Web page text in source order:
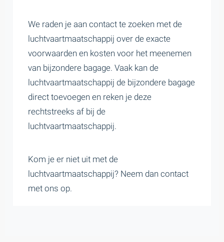
We raden je aan contact te zoeken met de
luchtvaartmaatschappij over de exacte
voorwaarden en kosten voor het meenemen
van bijzondere bagage. Vaak kan de
luchtvaartmaatschappij de bijzondere bagage
direct toevoegen en reken je deze
rechtstreeks af bij de
luchtvaartmaatschappij.
Kom je er niet uit met de
luchtvaartmaatschappij? Neem dan contact
met ons op.